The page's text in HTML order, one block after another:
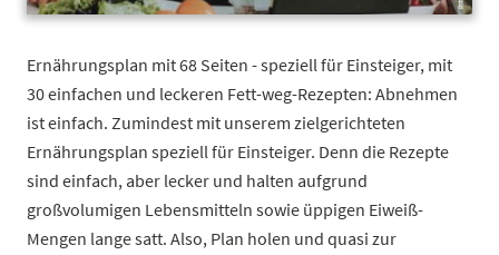
Ernährungsplan mit 68 Seiten - speziell für Einsteiger, mit
30 einfachen und leckeren Fett-weg-Rezepten: Abnehmen
ist einfach. Zumindest mit unserem zielgerichteten
Ernährungsplan speziell für Einsteiger. Denn die Rezepte
sind einfach, aber lecker und halten aufgrund
großvolumigen Lebensmitteln sowie üppigen Eiweiß-
Mengen lange satt. Also, Plan holen und quasi zur